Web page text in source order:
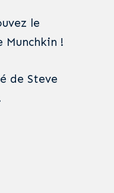
le
Munchkin !
de Steve